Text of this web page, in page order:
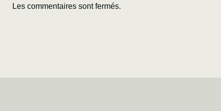
Les commentaires sont fermés.